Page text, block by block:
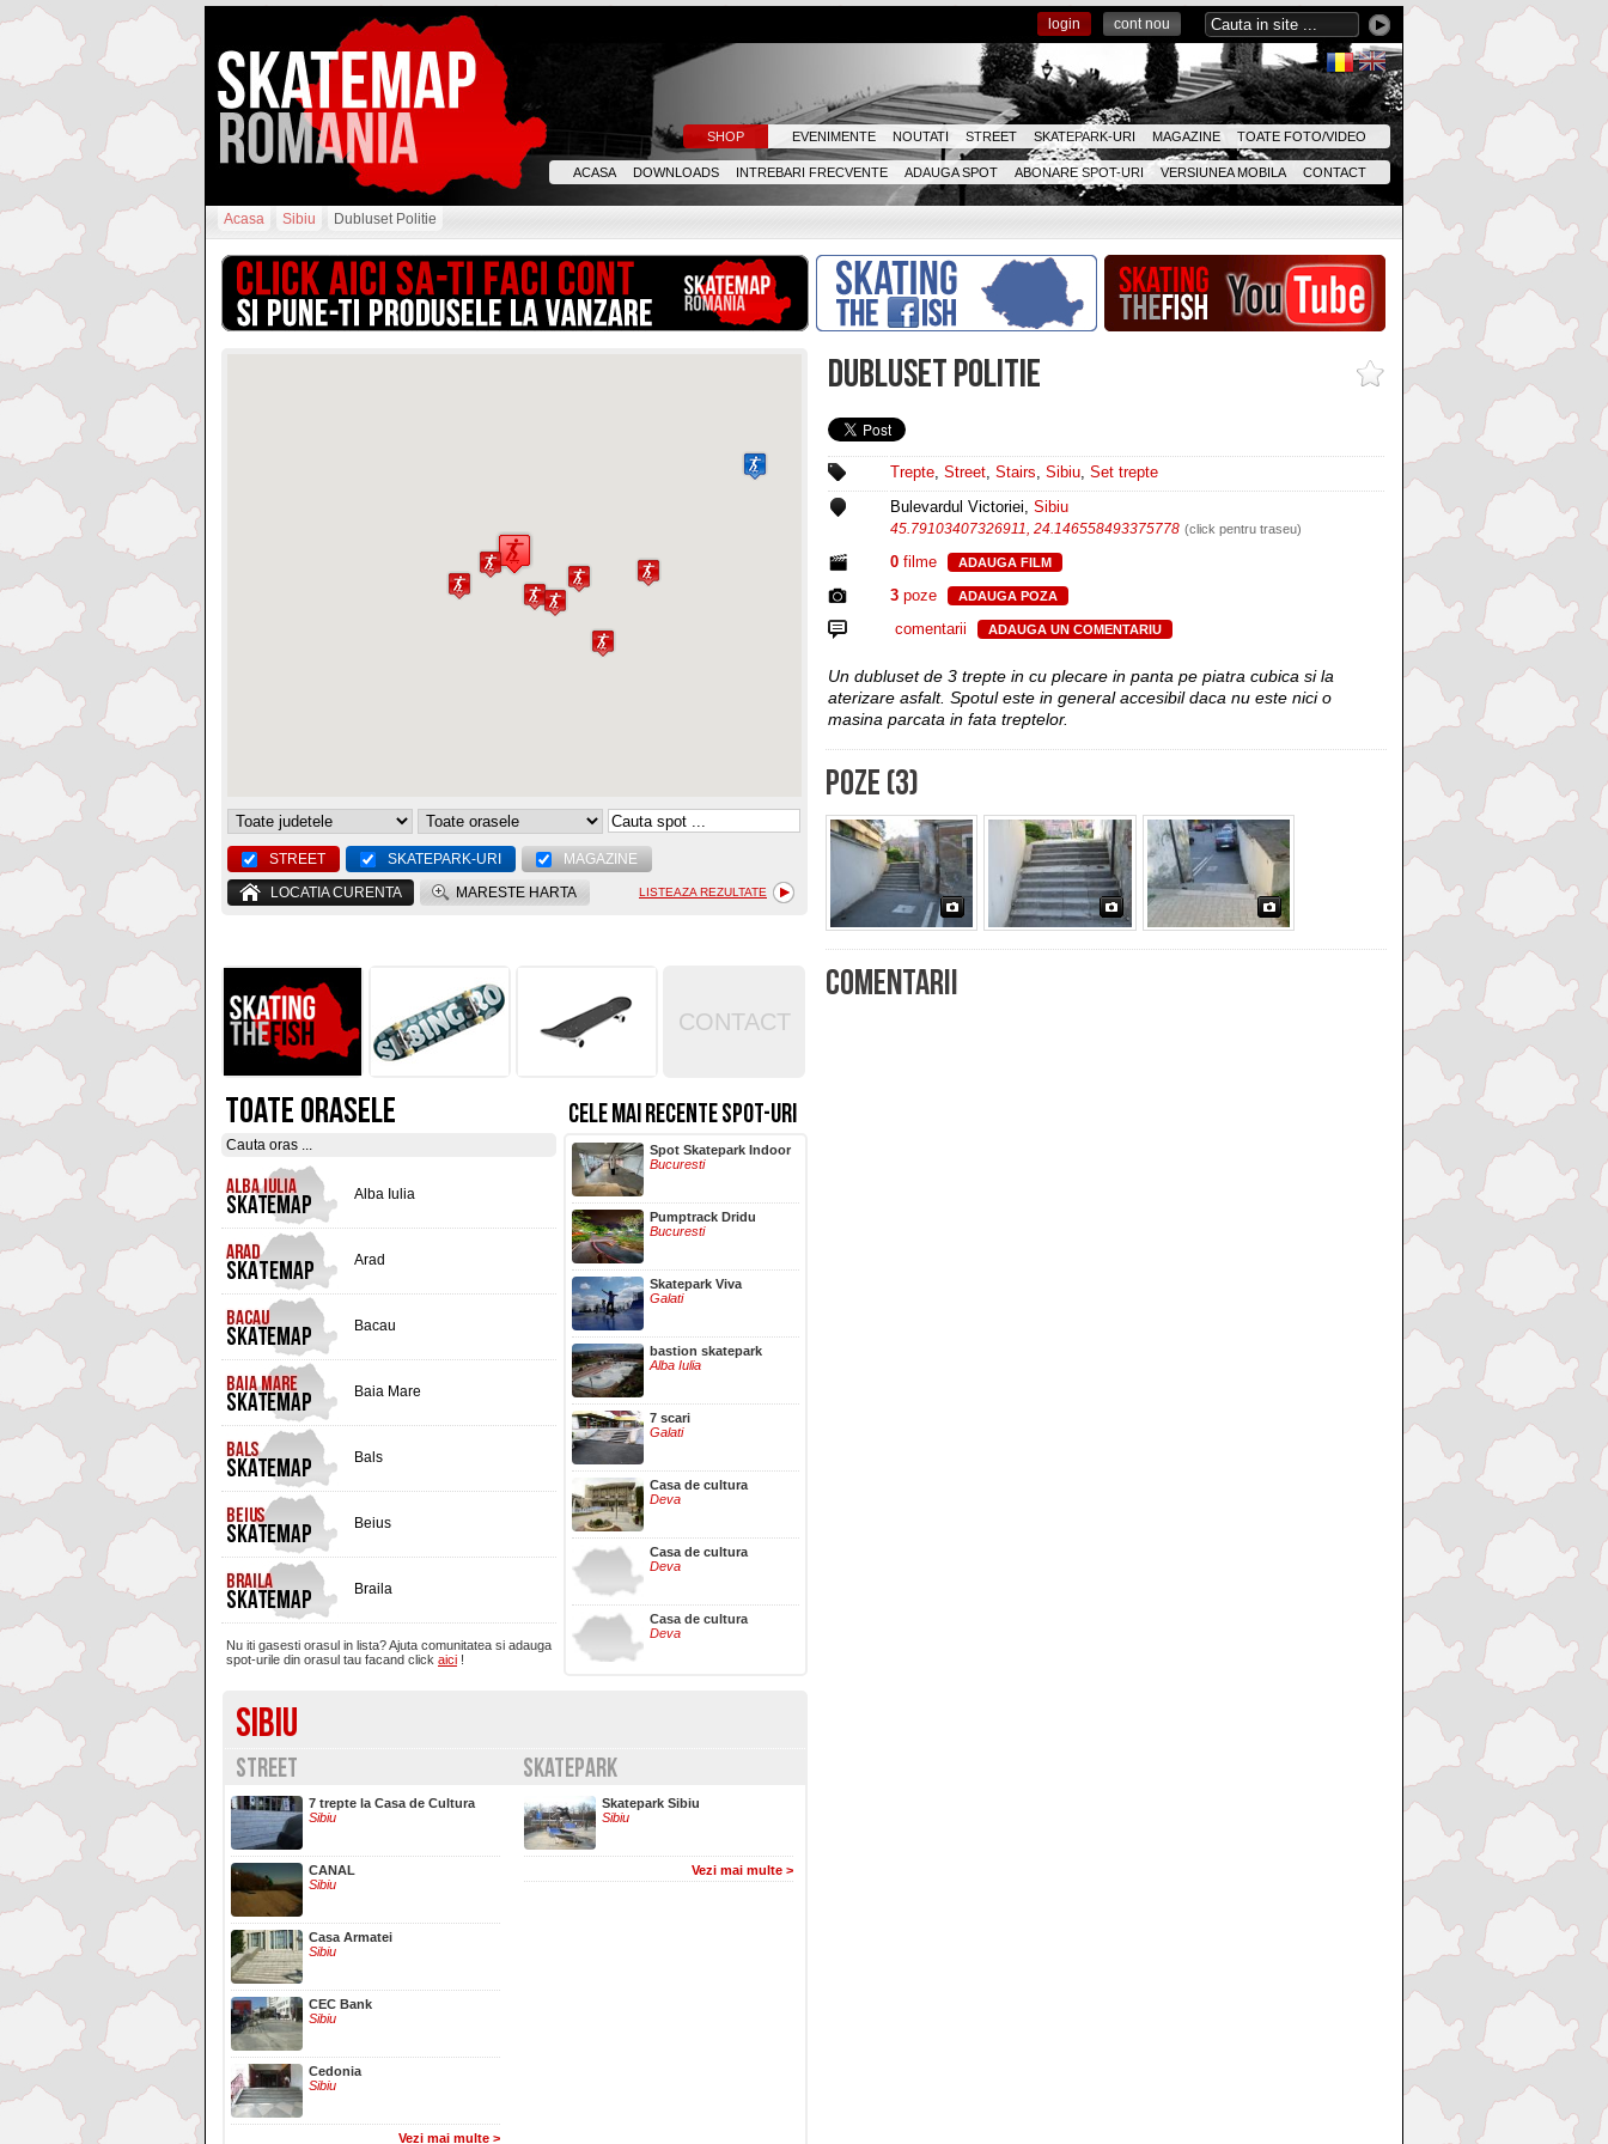
login cont nou
SHOP EVENIMENTE NOUTATI STREET SKATEPARK-URI MAGAZINE TOATE FOTO/VIDEO
ACASA DOWNLOADS INTREBARI FRECVENTE ADAUGA SPOT ABONARE SPOT-URI VERSIUNEA MOBILA CONTACT
Acasa Sibiu Dubluset Politie
STREET SKATEPARK-URI
MAGAZINE
LOCATIA CURENTA
MARESTE HARTA LISTEAZA REZULTATE
CONTACT
TOATE ORASELE
Alba Iulia
Arad
Bacau
Baia Mare
Bals
Beius
Braila
Brasov
Calarasi
Nu iti gasesti orasul in lista? Ajuta comunitatea si adauga
spot-urile din orasul tau facand click aici !
CELE MAI RECENTE SPOT-URI
Hala Centrala
Iasi
Spot Skatepark Indoor
Bucuresti
Pumptrack Dridu
Bucuresti
Skatepark Viva
Galati
bastion skatepark
Alba Iulia
7 scari
Galati
Casa de cultura
Deva
Casa de cultura
Deva
Casa de cultura
Deva
SIBIU
STREET SKATEPARK
7 trepte la Casa de Cultura
Sibiu
CANAL
Sibiu
Casa Armatei
Sibiu
CEC Bank
Sibiu
Cedonia
Sibiu
Vezi mai multe >
Skatepark Sibiu
Sibiu
Vezi mai multe >
DUBLUSET POLITIE
Trepte, Street, Stairs, Sibiu, Set trepte
Bulevardul Victoriei, Sibiu
45.79103407326911, 24.146558493375778 (click pentru traseu)
0 filme ADAUGA FILM
3 poze ADAUGA POZA
comentarii ADAUGA UN COMENTARIU
Un dubluset de 3 trepte in cu plecare in panta pe piatra cubica si la
aterizare asfalt. Spotul este in general accesibil daca nu este nici o
masina parcata in fata treptelor.
POZE (3)
COMENTARII